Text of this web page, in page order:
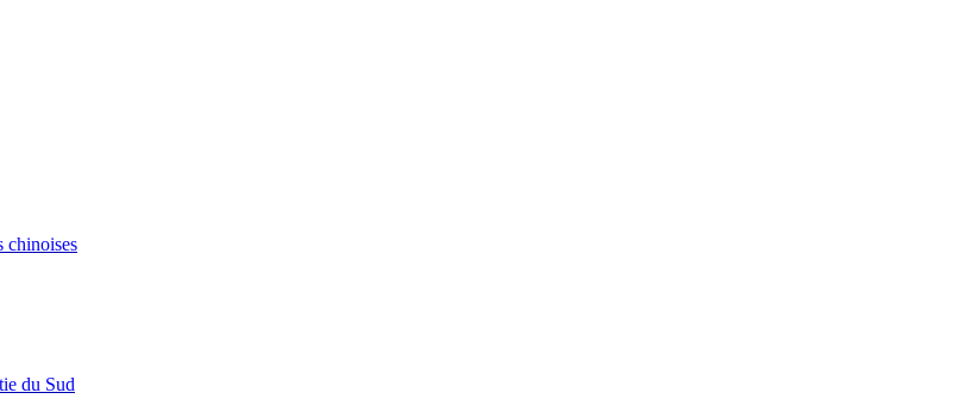
chinoises
du Sud